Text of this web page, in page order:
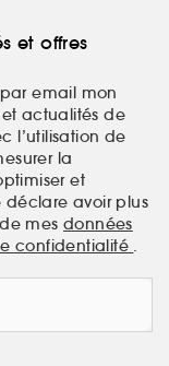
et offres
email mon
actualités de
l’utilisation de
la
et
déclare avoir plus
mes données
confidentialité .